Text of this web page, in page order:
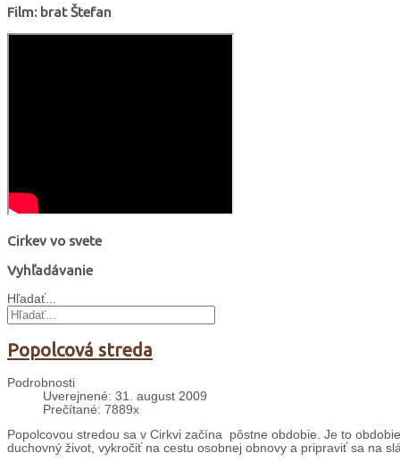
Film: brat Štefan
Cirkev vo svete
Vyhľadávanie
Hľadať...
Popolcová streda
Podrobnosti
Uverejnené: 31. august 2009
Prečítané: 7889x
Popolcovou stredou sa v Cirkvi začína pôstne obdobie. Je to
duchovný život, vykročiť na cestu osobnej obnovy a pripraviť sa na